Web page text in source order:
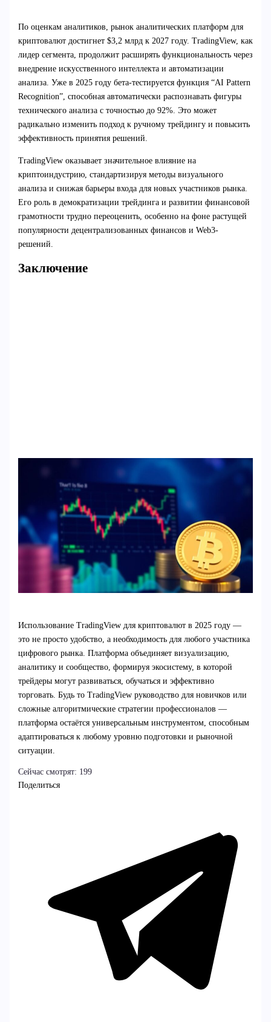
По оценкам аналитиков, рынок аналитических платформ для
криптовалют достигнет $3,2 млрд к 2027 году. TradingView, как
лидер сегмента, продолжит расширять функциональность через
внедрение искусственного интеллекта и автоматизации
анализа. Уже в 2025 году бета-тестируется функция “AI Pattern
Recognition”, способная автоматически распознавать фигуры
технического анализа с точностью до 92%. Это может
радикально изменить подход к ручному трейдингу и повысить
эффективность принятия решений.
TradingView оказывает значительное влияние на
криптоиндустрию, стандартизируя методы визуального
анализа и снижая барьеры входа для новых участников рынка.
Его роль в демократизации трейдинга и развитии финансовой
грамотности трудно переоценить, особенно на фоне растущей
популярности децентрализованных финансов и Web3-
решений.
Заключение
Использование TradingView для криптовалют в 2025 году —
это не просто удобство, а необходимость для любого участника
цифрового рынка. Платформа объединяет визуализацию,
аналитику и сообщество, формируя экосистему, в которой
трейдеры могут развиваться, обучаться и эффективно
торговать. Будь то TradingView руководство для новичков или
сложные алгоритмические стратегии профессионалов —
платформа остаётся универсальным инструментом, способным
адаптироваться к любому уровню подготовки и рыночной
ситуации.
Сейчас смотрят: 199
Поделиться